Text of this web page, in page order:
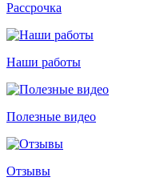
Рассрочка
Наши работы
Полезные видео
Отзывы